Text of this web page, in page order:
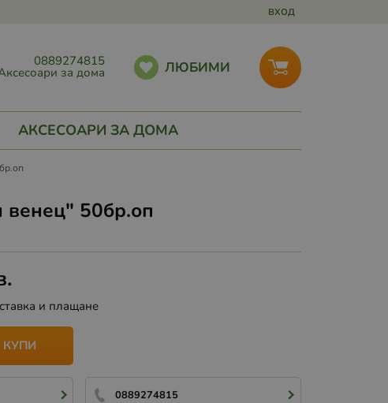
ВХОД
0889274815
за дома ЛЮБИМИ
АКСЕСОАРИ ЗА ДОМА
50бр.оп
и плащане
КУПИ
0889274815